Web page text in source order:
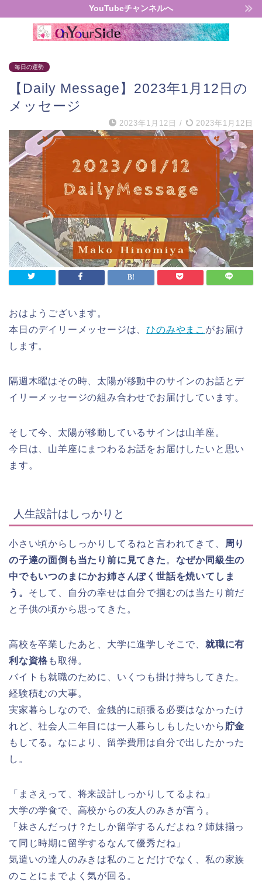
YouTubeチャンネルへ
毎日の運勢
【Daily Message】2023年1月12日の
メッセージ
2023年1月12日 / 2023年1月12日
おはようございます。
本日のデイリーメッセージは、ひのみやまこ がお届け
します。
隔週木曜はその時、太陽が移動中のサインのお話とデ
イリーメッセージの組み合わせでお届けしています。
そして今、太陽が移動しているサインは山羊座。
今日は、山羊座にまつわるお話をお届けしたいと思い
ます。
人生設計はしっかりと
小さい頃からしっかりしてるねと言われてきて、
周り
の子達の面倒も当たり前に見てきた 。 なぜか同級生の
中でもいつのまにかお姉さんぽく世話を焼いてしま
う。 そして、自分の幸せは自分で掴むのは当たり前だ
と子供の頃から思ってきた。
高校を卒業したあと、大学に進学しそこで、 就職に有
利な資格 も取得。
バイトも就職のために、いくつも掛け持ちしてきた。
経験積むの大事。
実家暮らしなので、金銭的に頑張る必要はなかったけ
れど、社会人二年目には一人暮らしもしたいから 貯金
もしてる。なにより、留学費用は自分で出したかった
し。
「まさえって、将来設計しっかりしてるよね」
大学の学食で、高校からの友人のみきが言う。
「妹さんだっけ？たしか留学するんだよね？姉妹揃っ
て同じ時期に留学するなんて優秀だね」
気遣いの達人のみきは私のことだけでなく、私の家族
のことにまでよく気が回る。